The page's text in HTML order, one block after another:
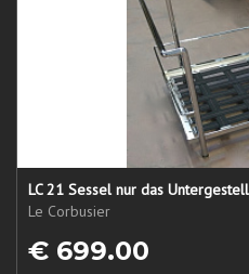
LC 21 Sessel nur das
Le Corbusier
€ 699.00